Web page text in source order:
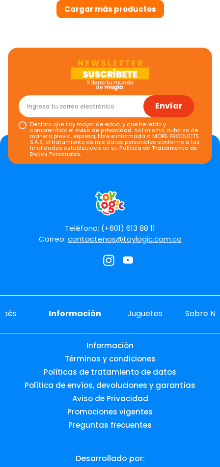
Envíar
Declaro que soy mayor de edad, y que he leído y
comprendido elAviso de privacidad. Así mismo, autorizo de
manera previa, expresa, libre e informada a MORE PRODUCTS
S.A.S. el tratamiento de mis datos personales conforme a las
finalidades establecidas en suPolítica de Tratamiento de
Datos Personales.
Teléfono: (+601) 613 88 11
Correo: contactenos@toylogic.com.co
Información Juguetes Sobre
Información
Términos y condiciones
Políticas de tratamiento de datos
Política de envíos, devoluciones y garantías
Aviso de Privacidad
Promociones vigentes
Preguntas frecuentes
Desarrollado por: